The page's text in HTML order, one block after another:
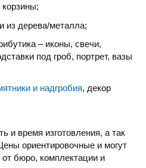
из дерева/металла;
– иконы, свечи,
под гроб, портрет, вазы
и надгробия, декор
и время изготовления, а так
ориентировочные и могут
бюро, комплектации и